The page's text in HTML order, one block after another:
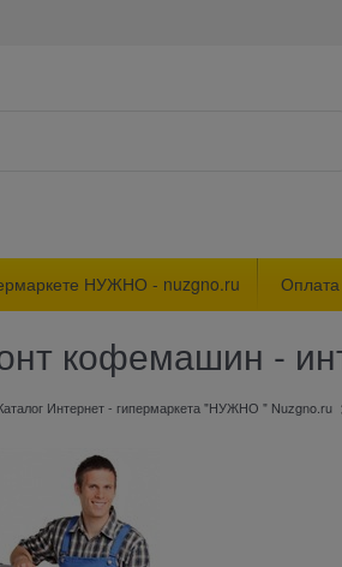
НУЖНО - nuzgno.ru Оплата
кофемашин -
Интернет - гипермаркета "НУЖНО " Nuzgno.ru